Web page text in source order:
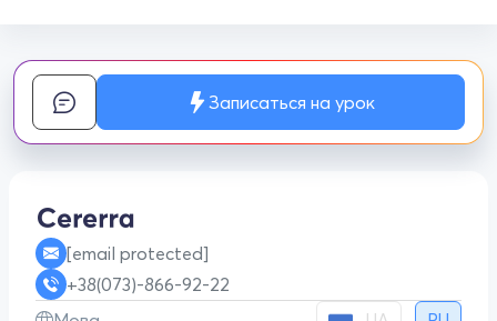
Записаться на урок
[email protected]
+38(073)-866-92-22